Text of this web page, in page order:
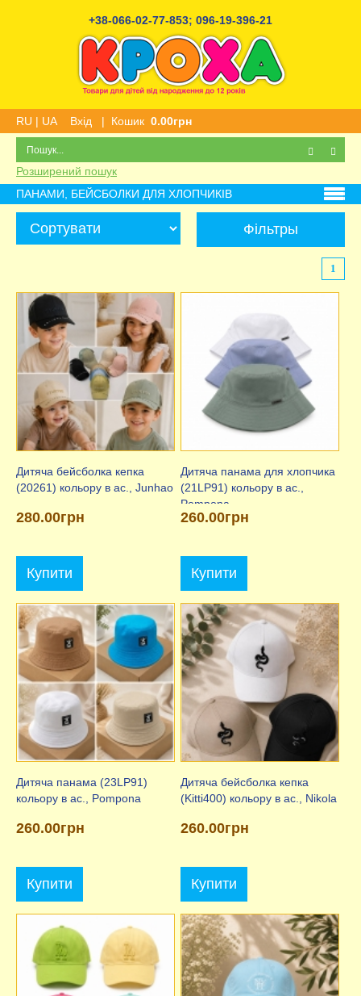
+38-066-02-77-853; 096-19-396-21
RU | UA Вхід | Кошик 0.00грн
Розширений пошук
ПАНАМИ, БЕЙСБОЛКИ ДЛЯ ХЛОПЧИКІВ
Фільтры
1
Дитяча бейсболка кепка
(20261) кольору в ас., Junhao
280.00грн
Купити
Дитяча панама для хлопчика
(21LP91) кольору в ас.,
Pompona
260.00грн
Купити
Дитяча панама (23LP91)
кольору в ас., Pompona
260.00грн
Купити
Дитяча бейсболка кепка
(Kitti400) кольору в ас., Nikola
260.00грн
Купити